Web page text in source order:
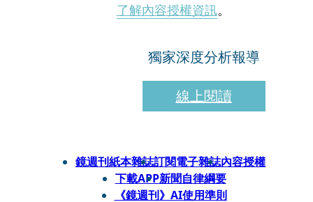
了解內容授權資訊。
獨家深度分析報導
線上閱讀
鏡週刊紙本雜誌訂閱電子雜誌內容授權
下載APP新聞自律綱要
《鏡週刊》AI使用準則